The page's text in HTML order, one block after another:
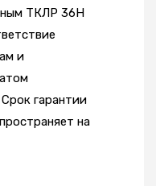
ТКЛР 36Н
и
гарантии
на